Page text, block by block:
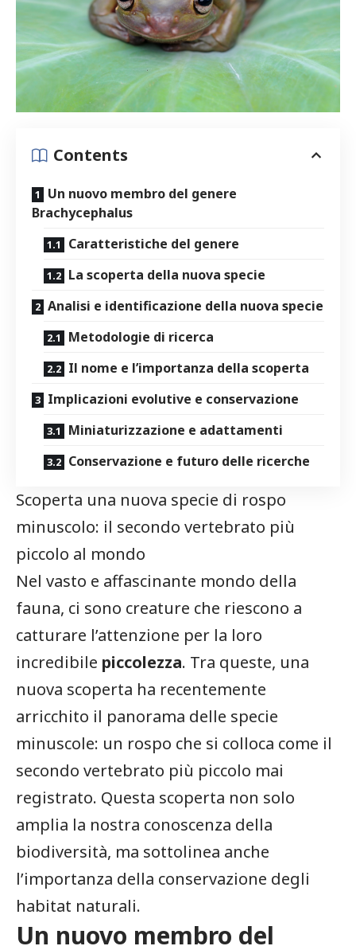
Contents
Un ‌nuovo membro ​del genere
Brachycephalus
Caratteristiche del genere
La scoperta della nuova specie
Analisi e identificazione della nuova⁣ specie
Metodologie di ricerca
Il ⁣nome e l’importanza della scoperta
Implicazioni ‍evolutive e conservazione
Miniaturizzazione e adattamenti
Conservazione e futuro delle ricerche
Scoperta ⁣una nuova specie di ⁢rospo
minuscolo: il secondo vertebrato più
piccolo al mondo
Nel vasto‌ e ⁢affascinante mondo della
⁣fauna, ci sono creature che riescono a
catturare l’attenzione‌ per la loro
incredibile piccolezza. ‌Tra queste, ⁤una
⁣nuova⁤ scoperta ha recentemente‌
arricchito il⁣ panorama delle specie
minuscole: un rospo che si colloca come il
secondo ​vertebrato più⁢ piccolo mai
registrato. Questa scoperta non solo
amplia ⁣la nostra conoscenza⁣ della
biodiversità, ma sottolinea anche​
l’importanza della conservazione degli
habitat naturali.
Un ‌nuovo membro ​del